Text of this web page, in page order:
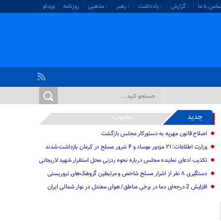
با ما : گزارش : یادداشت : رهبر : مذهبی روزنامه ویدئو
جدید محبوب
اصلاح قانون مهریه به دستورکار مجلس بازگشت
وزارت اطلاعات: ۲۱ مزدور موساد و ۴ شرور مسلح در کرمان بازداشت شدند
تکذیب ادعای نماینده مجلس درباره نحوه ردزنی محل استقرار شهید لاریجانی
دستگیری ۸ نفر از اشرار مسلح شاخص و مرتبطین گروهک‌های تروریستی
افزایش 2 درجه‌ای دما در برخی مناطق/ هوای معتدل در نوار شمالی ایران